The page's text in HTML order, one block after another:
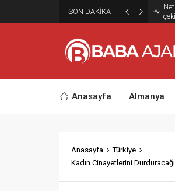
SON DAKİKA
Anasayfa Almanya
Anasayfa
Türkiye
Kadın Cinayetlerini